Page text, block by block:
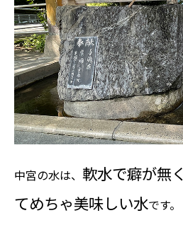
中宮の水は、 軟水で癖が無く
てめちゃ美味しい水です。